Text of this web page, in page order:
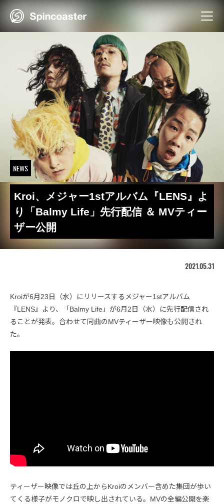
Skip
content
NEWS
Kroi、メジャー1stアルバム『LENS』よ
り「Balmy Life」先行配信 ＆ MVティー
ザー公開
2021.05.31
Kroiが6月23日（水）にリリースするメジャー1stアルバム
『LENS』より、「Balmy Life」が6月2日（水）に先行配信され
ることが発表。合わせて同曲のMVティーザー映像も公開され
た。
ティーザー映像では丘の上からKroiのメンバー含めた集団が歩い
てくる様子がモノクロで映し出されている。MVの全編公開を楽